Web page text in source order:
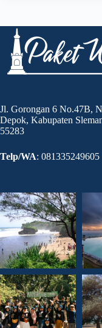
di
Progo
Jl. Gorongan 6 No.47B,
Depok, Kabupaten
55283
Telp/WA: 081335249605